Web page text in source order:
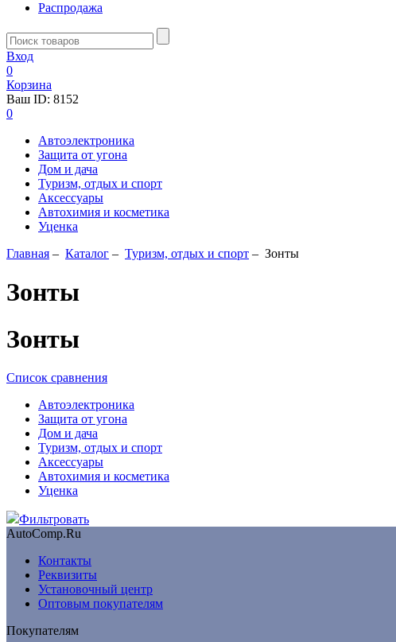
Распродажа
Вход
0
Корзина
Ваш ID: 8152
0
Автоэлектроника
Защита от угона
Дом и дача
Туризм, отдых и спорт
Аксессуары
Автохимия и косметика
Уценка
Главная – Каталог – Туризм, отдых и спорт – Зонты
Зонты
Зонты
Список сравнения
Автоэлектроника
Защита от угона
Дом и дача
Туризм, отдых и спорт
Аксессуары
Автохимия и косметика
Уценка
Фильтровать
AutoComp.Ru
Контакты
Реквизиты
Установочный центр
Оптовым покупателям
Покупателям